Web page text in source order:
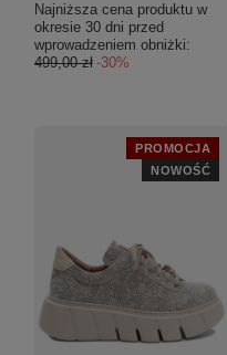
Najniższa cena produktu w
okresie 30 dni przed
wprowadzeniem obniżki:
499,00 zł -30%
PROMOCJA
NOWOŚĆ